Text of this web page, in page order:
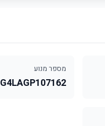
מספר מנוע
G4LAGP107162